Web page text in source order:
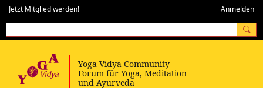
Jetzt Mitglied werden! Anmelden